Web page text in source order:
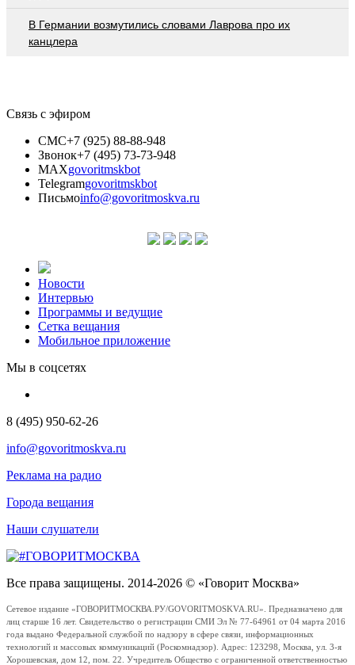
В Германии возмутились словами Лаврова про их
канцлера
Связь с эфиром
СМС+7 (925) 88-88-948
Звонок+7 (495) 73-73-948
MAXgovoritmskbot
Telegramgovoritmskbot
Письмоinfo@govoritmoskva.ru
Новости
Интервью
Программы и ведущие
Сетка вещания
Мобильное приложение
Мы в соцсетях
8 (495) 950-62-26
info@govoritmoskva.ru
Реклама на радио
Города вещания
Наши слушатели
Все права защищены. 2014-2026 © «Говорит Москва»
Сетевое издание «ГОВОРИТМОСКВА.РУ/GOVORITMOSKVA.RU». Предназначено для
лиц старше 16 лет. Свидетельство о регистрации СМИ Эл № 77-64961 от 04 марта 2016
года выдано Федеральной службой по надзору в сфере связи, информационных
технологий и массовых коммуникаций (Роскомнадзор). Адрес: 123298, Москва, ул. 3-я
Хорошевская, дом 12, пом. 22. Учредитель Общество с ограниченной ответственностью